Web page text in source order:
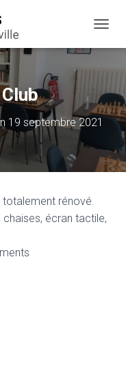
19 septembre 2021
totalement rénové.
chaises, écran tactile,